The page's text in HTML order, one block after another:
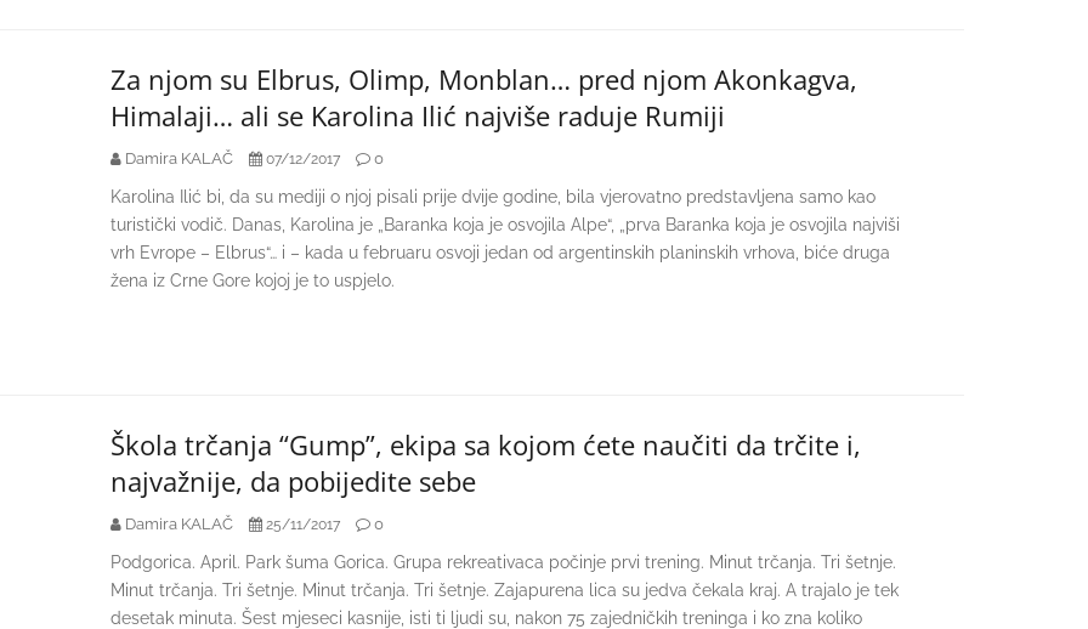
Za njom su Elbrus, Olimp, Monblan… pred njom Akonkagva,
Himalaji… ali se Karolina Ilić najviše raduje Rumiji
Damira KALAČ 07/12/2017 0
Karolina Ilić bi, da su mediji o njoj pisali prije dvije godine, bila vjerovatno predstavljena samo kao
turistički vodič. Danas, Karolina je „Baranka koja je osvojila Alpe“, „prva Baranka koja je osvojila najviši
vrh Evrope – Elbrus“… i – kada u februaru osvoji jedan od argentinskih planinskih vrhova, biće druga
žena iz Crne Gore kojoj je to uspjelo.
Škola trčanja “Gump”, ekipa sa kojom ćete naučiti da trčite i,
najvažnije, da pobijedite sebe
Damira KALAČ 25/11/2017 0
Podgorica. April. Park šuma Gorica. Grupa rekreativaca počinje prvi trening. Minut trčanja. Tri šetnje.
Minut trčanja. Tri šetnje. Minut trčanja. Tri šetnje. Zajapurena lica su jedva čekala kraj. A trajalo je tek
desetak minuta. Šest mjeseci kasnije, isti ti ljudi su, nakon 75 zajedničkih treninga i ko zna koliko